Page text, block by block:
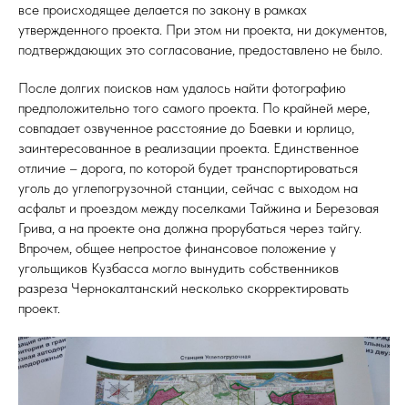
все происходящее делается по закону в рамках
утвержденного проекта. При этом ни проекта, ни документов,
подтверждающих это согласование, предоставлено не было.
После долгих поисков нам удалось найти фотографию
предположительно того самого проекта. По крайней мере,
совпадает озвученное расстояние до Баевки и юрлицо,
заинтересованное в реализации проекта. Единственное
отличие – дорога, по которой будет транспортироваться
уголь до углепогрузочной станции, сейчас с выходом на
асфальт и проездом между поселками Тайжина и Березовая
Грива, а на проекте она должна прорубаться через тайгу.
Впрочем, общее непростое финансовое положение у
угольщиков Кузбасса могло вынудить собственников
разреза Чернокалтанский несколько скорректировать
проект.